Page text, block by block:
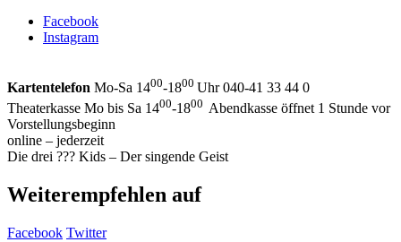
Facebook
Instagram
Kartentelefon Mo-Sa 1400-1800 Uhr 040-41 33 44 0
Theaterkasse Mo bis Sa 1400-1800 Abendkasse öffnet 1 Stunde vor
Vorstellungsbeginn
online – jederzeit
Die drei ??? Kids – Der singende Geist
Weiterempfehlen auf
Facebook Twitter